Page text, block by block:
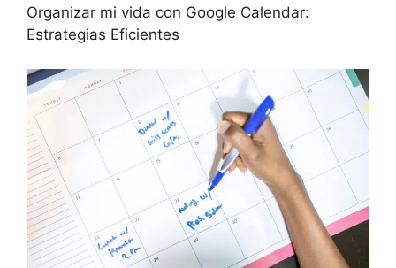
Organizar mi vida con Google Calendar:
Estrategias Eficientes